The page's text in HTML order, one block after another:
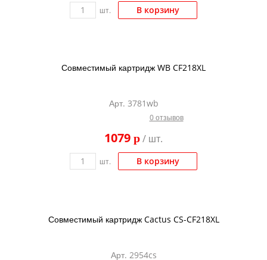
шт. В корзину
Совместимый картридж WB CF218XL
Арт. 3781wb
0 отзывов
1079 p/ шт.
шт. В корзину
Совместимый картридж Cactus CS-CF218XL
Арт. 2954cs